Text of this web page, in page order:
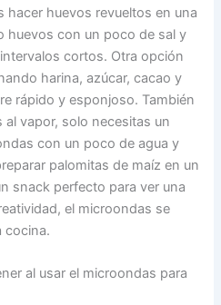
hacer huevos revueltos en una
huevos con un poco de sal y
cortos. Otra opción
harina, azúcar, cacao y
rápido y esponjoso. También
vapor, solo necesitas un
con un poco de agua y
palomitas de maíz en un
snack perfecto para ver una
el microondas se
cocina.
al usar el microondas para